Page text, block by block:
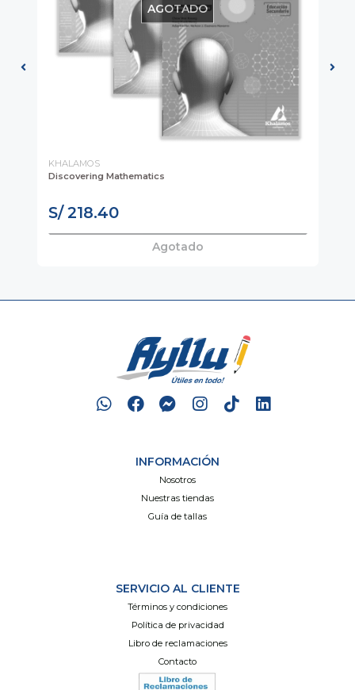
AGOTADO
KHALAMOS
Discovering Mathematics
S/ 218.40
Agotado
INFORMACIÓN
Nosotros
Nuestras tiendas
Guía de tallas
SERVICIO AL CLIENTE
Términos y condiciones
Política de privacidad
Libro de reclamaciones
Contacto